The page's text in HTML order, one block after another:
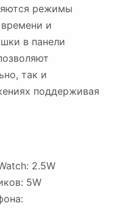
режимы
и
в панели
так и
поддерживая
2.5W
5W